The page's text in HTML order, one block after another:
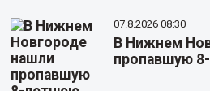
07.8.2026 08:30
В Нижнем
пропавшую